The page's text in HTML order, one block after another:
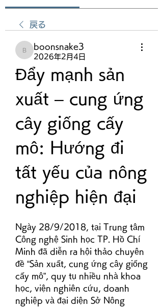
戻る
boonsnake3
boonsnake3
2026年2月4日
Đẩy mạnh sản
xuất – cung ứng
cây giống cấy
mô: Hướng đi
tất yếu của nông
nghiệp hiện đại
Ngày 28/9/2018, tại Trung tâm
Công nghệ Sinh học TP. Hồ Chí
Minh đã diễn ra hội thảo chuyên
đề “Sản xuất, cung ứng cây giống
cấy mô”, quy tụ nhiều nhà khoa
học, viện nghiên cứu, doanh
nghiệp và đại diện Sở Nông